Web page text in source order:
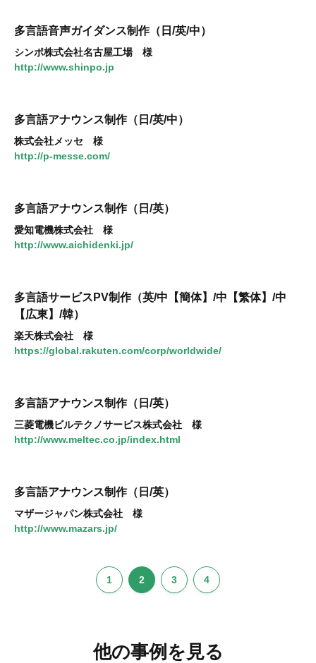
多言語音声ガイダンス制作（日/英/中）
シンポ株式会社名古屋工場 様
http://www.shinpo.jp
多言語アナウンス制作（日/英/中）
株式会社メッセ 様
http://p-messe.com/
多言語アナウンス制作（日/英）
愛知電機株式会社 様
http://www.aichidenki.jp/
多言語サービスPV制作（英/中【簡体】/中【繁体】/中
【広東】/韓）
楽天株式会社 様
https://global.rakuten.com/corp/worldwide/
多言語アナウンス制作（日/英）
三菱電機ビルテクノサービス株式会社 様
http://www.meltec.co.jp/index.html
多言語アナウンス制作（日/英）
マザージャパン株式会社 様
http://www.mazars.jp/
1 2 3 4
他の事例を見る